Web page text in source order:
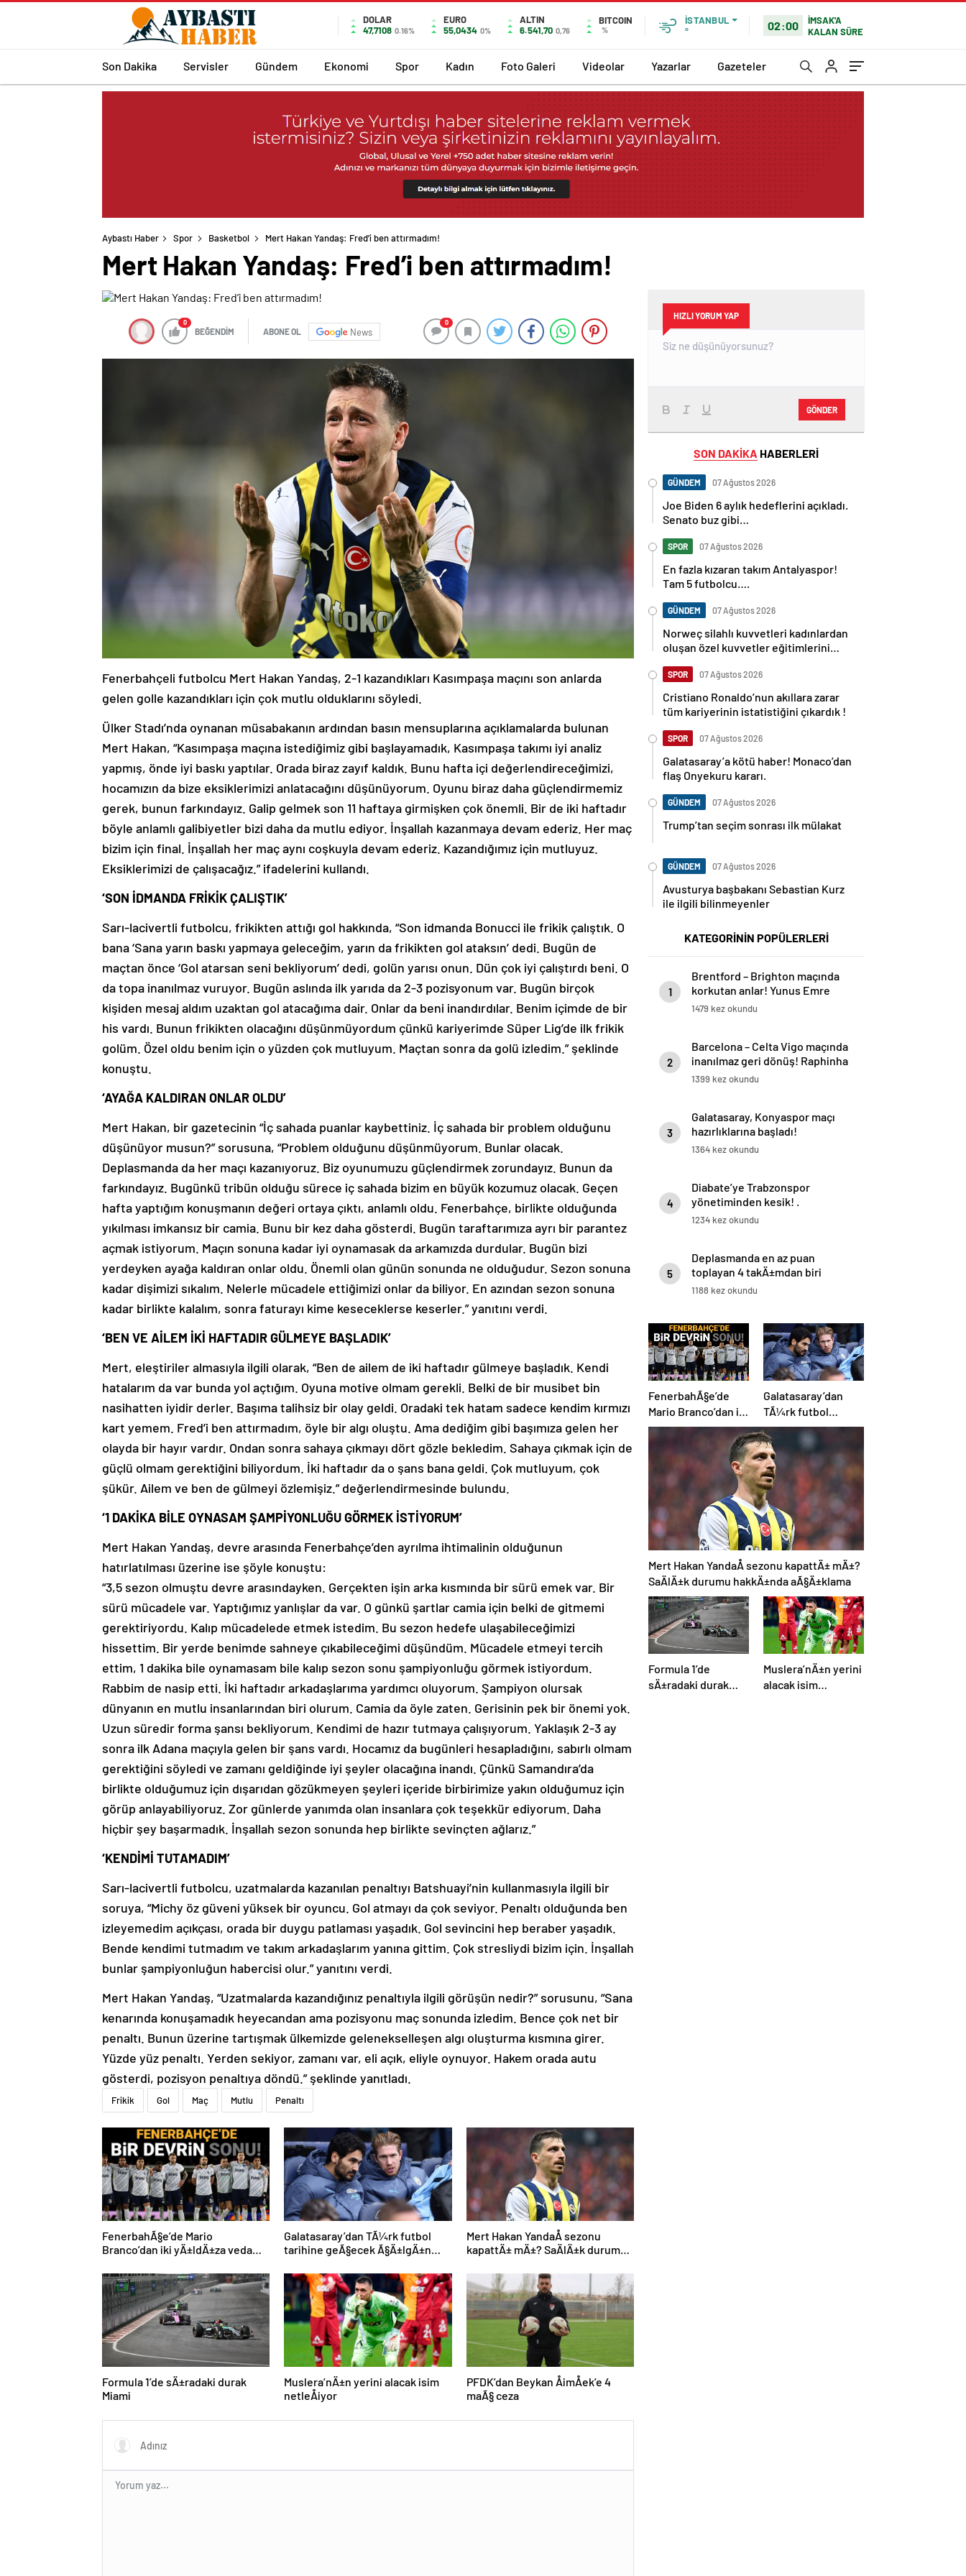
DOLAR
47,7108 0.16%
EURO
55,0434 0%
ALTIN
6.541,70 0,76
BITCOIN
%
İSTANBUL
°
02:00
İMSAK'A
KALAN SÜRE
Son Dakika Servisler Gündem Ekonomi Spor Kadın Foto Galeri Videolar Yazarlar Gazeteler
Aybastı Haber Spor Basketbol Mert Hakan Yandaş: Fred’i ben attırmadım!
Mert Hakan Yandaş: Fred’i ben attırmadım!
0
BEĞENDİM ABONE OL News
0
Fenerbahçeli futbolcu Mert Hakan Yandaş, 2-1 kazandıkları Kasımpaşa maçını son anlarda
gelen golle kazandıkları için çok mutlu olduklarını söyledi.
Ülker Stadı’nda oynanan müsabakanın ardından basın mensuplarına açıklamalarda bulunan
Mert Hakan, “Kasımpaşa maçına istediğimiz gibi başlayamadık, Kasımpaşa takımı iyi analiz
yapmış, önde iyi baskı yaptılar. Orada biraz zayıf kaldık. Bunu hafta içi değerlendireceğimizi,
hocamızın da bize eksiklerimizi anlatacağını düşünüyorum. Oyunu biraz daha güçlendirmemiz
gerek, bunun farkındayız. Galip gelmek son 11 haftaya girmişken çok önemli. Bir de iki haftadır
böyle anlamlı galibiyetler bizi daha da mutlu ediyor. İnşallah kazanmaya devam ederiz. Her maç
bizim için final. İnşallah her maç aynı coşkuyla devam ederiz. Kazandığımız için mutluyuz.
Eksiklerimizi de çalışacağız.” ifadelerini kullandı.
‘SON İDMANDA FRİKİK ÇALIŞTIK’
Sarı-lacivertli futbolcu, frikikten attığı gol hakkında, “Son idmanda Bonucci ile frikik çalıştık. O
bana ‘Sana yarın baskı yapmaya geleceğim, yarın da frikikten gol ataksın’ dedi. Bugün de
maçtan önce ‘Gol atarsan seni bekliyorum’ dedi, golün yarısı onun. Dün çok iyi çalıştırdı beni. O
da topa inanılmaz vuruyor. Bugün aslında ilk yarıda da 2-3 pozisyonum var. Bugün birçok
kişiden mesaj aldım uzaktan gol atacağıma dair. Onlar da beni inandırdılar. Benim içimde de bir
his vardı. Bunun frikikten olacağını düşünmüyordum çünkü kariyerimde Süper Lig’de ilk frikik
golüm. Özel oldu benim için o yüzden çok mutluyum. Maçtan sonra da golü izledim.” şeklinde
konuştu.
‘AYAĞA KALDIRAN ONLAR OLDU’
Mert Hakan, bir gazetecinin “İç sahada puanlar kaybettiniz. İç sahada bir problem olduğunu
düşünüyor musun?” sorusuna, “Problem olduğunu düşünmüyorum. Bunlar olacak.
Deplasmanda da her maçı kazanıyoruz. Biz oyunumuzu güçlendirmek zorundayız. Bunun da
farkındayız. Bugünkü tribün olduğu sürece iç sahada bizim en büyük kozumuz olacak. Geçen
hafta yaptığım konuşmanın değeri ortaya çıktı, anlamlı oldu. Fenerbahçe, birlikte olduğunda
yıkılması imkansız bir camia. Bunu bir kez daha gösterdi. Bugün taraftarımıza ayrı bir parantez
açmak istiyorum. Maçın sonuna kadar iyi oynamasak da arkamızda durdular. Bugün bizi
yerdeyken ayağa kaldıran onlar oldu. Önemli olan günün sonunda ne olduğudur. Sezon sonuna
kadar dişimizi sıkalım. Nelerle mücadele ettiğimizi onlar da biliyor. En azından sezon sonuna
kadar birlikte kalalım, sonra faturayı kime keseceklerse keserler.” yanıtını verdi.
‘BEN VE AİLEM İKİ HAFTADIR GÜLMEYE BAŞLADIK’
Mert, eleştiriler almasıyla ilgili olarak, “Ben de ailem de iki haftadır gülmeye başladık. Kendi
hatalarım da var bunda yol açtığım. Oyuna motive olmam gerekli. Belki de bir musibet bin
nasihatten iyidir derler. Başıma talihsiz bir olay geldi. Oradaki tek hatam sadece kendim kırmızı
kart yemem. Fred’i ben attırmadım, öyle bir algı oluştu. Ama dediğim gibi başımıza gelen her
olayda bir hayır vardır. Ondan sonra sahaya çıkmayı dört gözle bekledim. Sahaya çıkmak için de
güçlü olmam gerektiğini biliyordum. İki haftadır da o şans bana geldi. Çok mutluyum, çok
şükür. Ailem ve ben de gülmeyi özlemişiz.” değerlendirmesinde bulundu.
‘1 DAKİKA BİLE OYNASAM ŞAMPİYONLUĞU GÖRMEK İSTİYORUM’
Mert Hakan Yandaş, devre arasında Fenerbahçe’den ayrılma ihtimalinin olduğunun
hatırlatılması üzerine ise şöyle konuştu:
“3,5 sezon olmuştu devre arasındayken. Gerçekten işin arka kısmında bir sürü emek var. Bir
sürü mücadele var. Yaptığımız yanlışlar da var. O günkü şartlar camia için belki de gitmemi
gerektiriyordu. Kalıp mücadelede etmek istedim. Bu sezon hedefe ulaşabileceğimizi
hissettim. Bir yerde benimde sahneye çıkabileceğimi düşündüm. Mücadele etmeyi tercih
ettim, 1 dakika bile oynamasam bile kalıp sezon sonu şampiyonluğu görmek istiyordum.
Rabbim de nasip etti. İki haftadır arkadaşlarıma yardımcı oluyorum. Şampiyon olursak
dünyanın en mutlu insanlarından biri olurum. Camia da öyle zaten. Gerisinin pek bir önemi yok.
Uzun süredir forma şansı bekliyorum. Kendimi de hazır tutmaya çalışıyorum. Yaklaşık 2-3 ay
sonra ilk Adana maçıyla gelen bir şans vardı. Hocamız da bugünleri hesapladığını, sabırlı olmam
gerektiğini söyledi ve zamanı geldiğinde iyi şeyler olacağına inandı. Çünkü Samandıra’da
birlikte olduğumuz için dışarıdan gözükmeyen şeyleri içeride birbirimize yakın olduğumuz için
görüp anlayabiliyoruz. Zor günlerde yanımda olan insanlara çok teşekkür ediyorum. Daha
hiçbir şey başarmadık. İnşallah sezon sonunda hep birlikte sevinçten ağlarız.”
‘KENDİMİ TUTAMADIM’
Sarı-lacivertli futbolcu, uzatmalarda kazanılan penaltıyı Batshuayi’nin kullanmasıyla ilgili bir
soruya, “Michy öz güveni yüksek bir oyuncu. Gol atmayı da çok seviyor. Penaltı olduğunda ben
izleyemedim açıkçası, orada bir duygu patlaması yaşadık. Gol sevincini hep beraber yaşadık.
Bende kendimi tutmadım ve takım arkadaşlarım yanına gittim. Çok stresliydi bizim için. İnşallah
bunlar şampiyonluğun habercisi olur.” yanıtını verdi.
Mert Hakan Yandaş, “Uzatmalarda kazandığınız penaltıyla ilgili görüşün nedir?” sorusunu, “Sana
kenarında konuşamadık heyecandan ama pozisyonu maç sonunda izledim. Bence çok net bir
penaltı. Bunun üzerine tartışmak ülkemizde gelenekselleşen algı oluşturma kısmına girer.
Yüzde yüz penaltı. Yerden sekiyor, zamanı var, eli açık, eliyle oynuyor. Hakem orada autu
gösterdi, pozisyon penaltıya döndü.” şeklinde yanıtladı.
Frikik Gol Maç Mutlu Penaltı
FenerbahÃ§e’de Mario
Branco’dan iki yÄ±ldÄ±za veda
yoksunuz”
Galatasaray’dan TÃ¼rk futbol
tarihine geÃ§ecek Ã§Ä±lgÄ±n
imza
Mert Hakan YandaÅ sezonu
kapattÄ± mÄ±? SaÄlÄ±k durumu
Formula 1’de sÄ±radaki durak
Miami
Muslera’nÄ±n yerini alacak isim
netleÅiyor
PFDK’dan Beykan ÅimÅek’e 4
maÃ§ ceza
HIZLI YORUM YAP
GÖNDER
SON DAKİKA HABERLERİ
GÜNDEM 07 Ağustos 2026
Joe Biden 6 aylık hedeflerini açıkladı.
Senato buz gibi…
SPOR 07 Ağustos 2026
En fazla kızaran takım Antalyaspor!
Tam 5 futbolcu….
GÜNDEM 07 Ağustos 2026
Norweç silahlı kuvvetleri kadınlardan
oluşan özel kuvvetler eğitimlerini
SPOR 07 Ağustos 2026
Cristiano Ronaldo’nun akıllara zarar
tüm kariyerinin istatistiğini çıkardık !
SPOR 07 Ağustos 2026
Galatasaray’a kötü haber! Monaco’dan
flaş Onyekuru kararı.
GÜNDEM 07 Ağustos 2026
Trump’tan seçim sonrası ilk mülakat
GÜNDEM 07 Ağustos 2026
Avusturya başbakanı Sebastian Kurz
ile ilgili bilinmeyenler
KATEGORİNİN POPÜLERLERİ
1
Brentford – Brighton maçında
korkutan anlar! Yunus Emre
Konak oyuna devam edemedi…
1479 kez okundu
2
Barcelona – Celta Vigo maçında
inanılmaz geri dönüş! Raphinha
maça damga vurdu
1399 kez okundu
3
Galatasaray, Konyaspor maçı
hazırlıklarına başladı!
1364 kez okundu
4
Diabate’ye Trabzonspor
yönetiminden kesik! .
1234 kez okundu
5
Deplasmanda en az puan
toplayan 4 takÄ±mdan biri
GÃ¶ztepe
1188 kez okundu
FenerbahÃ§e’de
Mario Branco’dan iki
yÄ±ldÄ±za veda
mesajÄ±: “Gelecek
sezon yoksunuz”
Galatasaray’dan
TÃ¼rk futbol
tarihine geÃ§ecek
Ã§Ä±lgÄ±n plan:
Manchester
City’den Ã§ifte imza
Mert Hakan YandaÅ sezonu kapattÄ± mÄ±?
SaÄlÄ±k durumu hakkÄ±nda aÃ§Ä±klama
Formula 1’de
sÄ±radaki durak
Muslera’nÄ±n yerini
alacak isim